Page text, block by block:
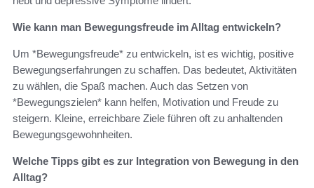
Wie kann man Bewegungsfreude im Alltag entwickeln?
Um *Bewegungsfreude* zu entwickeln, ist es wichtig, positive
Bewegungserfahrungen zu schaffen. Das bedeutet, Aktivitäten
zu wählen, die Spaß machen. Auch das Setzen von
*Bewegungszielen* kann helfen, Motivation und Freude zu
steigern. Kleine, erreichbare Ziele führen oft zu anhaltenden
Bewegungsgewohnheiten.
Welche Tipps gibt es zur Integration von Bewegung in den
Alltag?